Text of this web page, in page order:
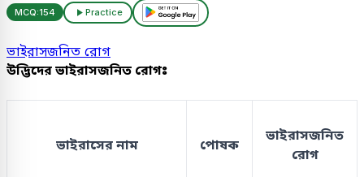
MCQ:154 Practice
ভাইরাসজনিত রোগ
উদ্ভিদের ভাইরাসজনিত রোগঃ
ভাইরাসের নাম পোষক
ভাইরাসজনিত
রোগ